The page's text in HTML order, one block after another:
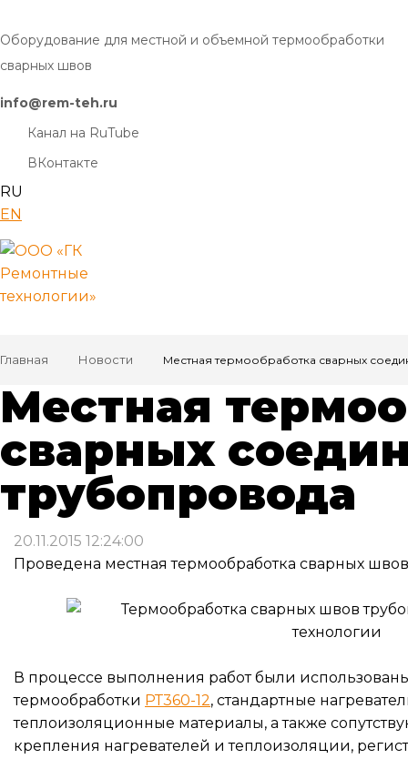
Оборудование для местной и объемной термообработки
сварных швов
info@rem-teh.ru
Канал на RuTube
ВКонтакте
RU
EN
Главная Новости Местная термообработка сварных
Местная
сварных
трубопровода
20.11.2015 12:24:00
Проведена местная термообработка сварных
В процессе выполнения работ были
термообработки РТ360-12, стандартные
теплоизоляционные материалы, а также
крепления нагревателей и теплоизоляции,